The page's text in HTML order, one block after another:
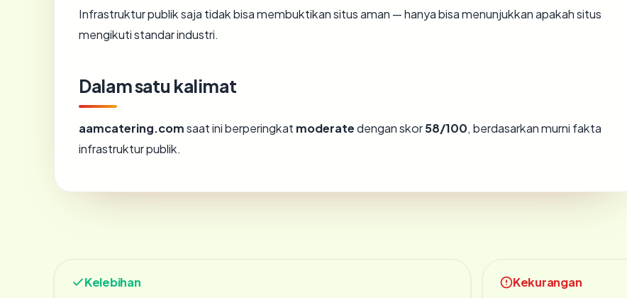
Infrastruktur publik saja tidak bisa membuktikan situs aman — hanya bisa menunjukkan apakah situs
mengikuti standar industri.
Dalam satu kalimat
aamcatering.comsaat ini berperingkat moderatedengan skor58/100, berdasarkan murni fakta
infrastruktur publik.
Kelebihan Kekurangan